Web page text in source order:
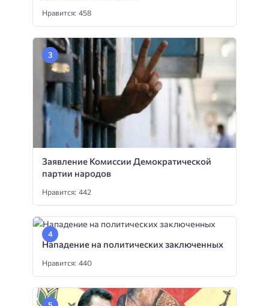
Нравится: 458
Заявление Комиссии Демократической
партии народов
Нравится: 442
Нападение на политических заключенных
Нравится: 440